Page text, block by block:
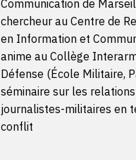
Communication de
chercheur au Centre de
en Information et
anime au Collège
Défense (École Militaire,
séminaire sur les relations
journalistes-militaires en
conflit